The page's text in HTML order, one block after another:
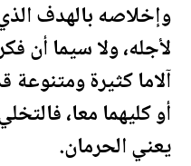
وإخلاصه بالهدف
لأجله، ولا سيما أن
آلاما كثيرة
أو كليهما معا،
يعني الحرمان.